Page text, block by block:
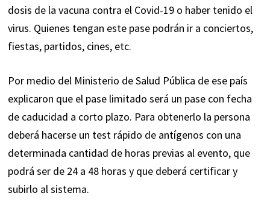
dosis de la vacuna contra el Covid-19 o haber tenido el
virus. Quienes tengan este pase podrán ir a conciertos,
fiestas, partidos, cines, etc.
Por medio del Ministerio de Salud Pública de ese país
explicaron que el pase limitado será un pase con fecha
de caducidad a corto plazo. Para obtenerlo la persona
deberá hacerse un test rápido de antígenos con una
determinada cantidad de horas previas al evento, que
podrá ser de 24 a 48 horas y que deberá certificar y
subirlo al sistema.